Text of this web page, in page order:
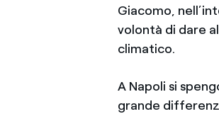
Giacomo,
volontà di dare
climatico.
A Napoli si
grande